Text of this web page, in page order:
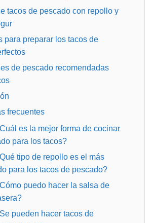
tacos de pescado con repollo y
para preparar los tacos de
de pescado recomendadas
frecuentes
es la mejor forma de cocinar
para los tacos?
tipo de repollo es el más
para los tacos de pescado?
puedo hacer la salsa de
pueden hacer tacos de